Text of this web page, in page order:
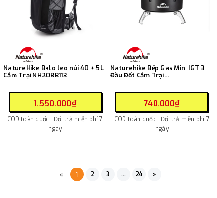
NatureHike Balo leo núi 40 + 5L
Cắm Trại NH20BB113
1.550.000₫
COD toàn quốc · Đổi trả miễn phí 7
ngày
Naturehike Bếp Gas Mini IGT 3
Đầu Đốt Cắm Trại
740.000₫
COD toàn quốc · Đổi trả miễn phí 7
ngày
« 1 2 3 ... 24 »